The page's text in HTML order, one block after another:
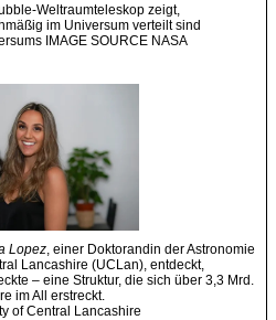
Weltraumteleskop zeigt,
im Universum verteilt sind
IMAGE SOURCE NASA
Lopez, einer Doktorandin der Astronomie
Lancashire (UCLan), entdeckt,
– eine Struktur, die sich über 3,3 Mrd.
im All erstreckt.
of Central Lancashire